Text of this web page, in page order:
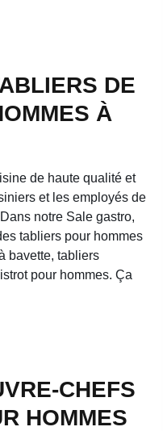
DE
À
de haute qualité et
et les employés de
notre Sale gastro,
tabliers pour hommes
bavette, tabliers
pour hommes. Ça
CHEFS
HOMMES